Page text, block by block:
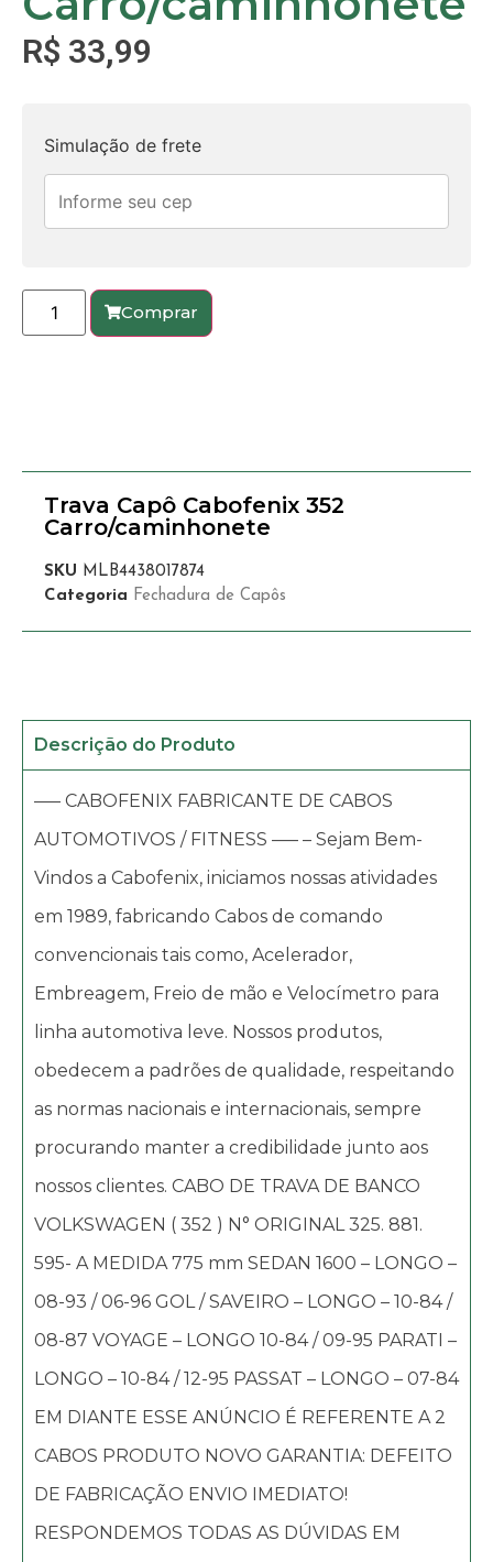
R$ 33,99
Simulação de frete
Comprar
Trava Capô Cabofenix 352
Carro/caminhonete
SKU MLB4438017874
Categoria Fechadura de Capôs
Descrição do Produto
—– CABOFENIX FABRICANTE DE CABOS
AUTOMOTIVOS / FITNESS —– – Sejam Bem-
Vindos a Cabofenix, iniciamos nossas atividades
em 1989, fabricando Cabos de comando
convencionais tais como, Acelerador,
Embreagem, Freio de mão e Velocímetro para
linha automotiva leve. Nossos produtos,
obedecem a padrões de qualidade, respeitando
as normas nacionais e internacionais, sempre
procurando manter a credibilidade junto aos
nossos clientes. CABO DE TRAVA DE BANCO
VOLKSWAGEN ( 352 ) N° ORIGINAL 325. 881.
595- A MEDIDA 775 mm SEDAN 1600 – LONGO –
08-93 / 06-96 GOL / SAVEIRO – LONGO – 10-84 /
08-87 VOYAGE – LONGO 10-84 / 09-95 PARATI –
LONGO – 10-84 / 12-95 PASSAT – LONGO – 07-84
EM DIANTE ESSE ANÚNCIO É REFERENTE A 2
CABOS PRODUTO NOVO GARANTIA: DEFEITO
DE FABRICAÇÃO ENVIO IMEDIATO!
RESPONDEMOS TODAS AS DÚVIDAS EM